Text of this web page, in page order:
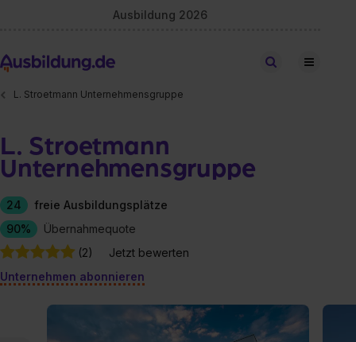
Ausbildung 2026
Stellen finden
L. Stroetmann Unternehmensgruppe
L. Stroetmann
Unternehmensgruppe
24
freie Ausbildungsplätze
90%
Übernahmequote
(2)
Jetzt bewerten
Unternehmen abonnieren